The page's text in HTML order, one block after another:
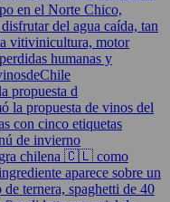
propuesta d